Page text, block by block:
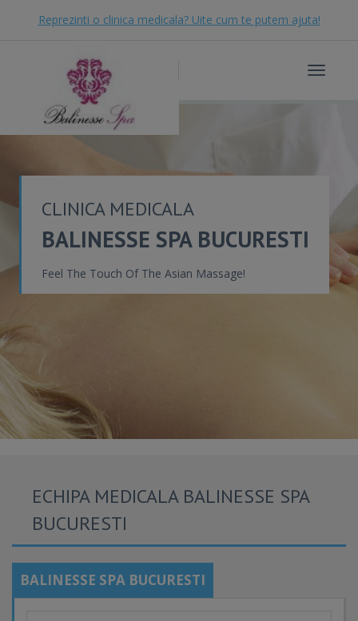
Reprezinti o clinica medicala? Uite cum te putem ajuta!
Toggle
CLINICA MEDICALA
BALINESSE SPA BUCURESTI
Feel The Touch Of The Asian Massage!
ECHIPA MEDICALA BALINESSE SPA
BUCURESTI
BALINESSE SPA BUCURESTI